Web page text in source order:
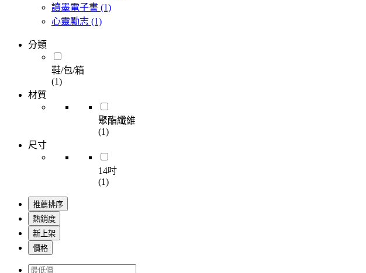
讀墨電子書 (1)
心靈勵志 (1)
分類
鞋/包/箱
(1)
材質
聚酯纖維
(1)
尺寸
14吋
(1)
推薦排序
熱銷度
新上架
價格